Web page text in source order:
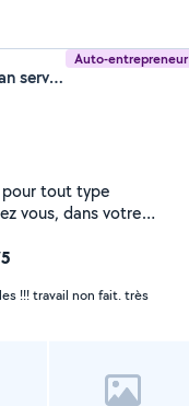
Auto-entrepreneur
Raphael Lurton (Océan service)
vous, dans votre
Je sais aussi
pour plus de
de métier
!!! travail non fait. très